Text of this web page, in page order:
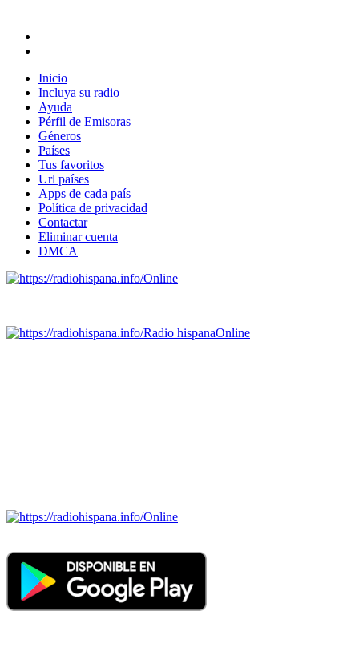
Inicio
Incluya su radio
Ayuda
Pérfil de Emisoras
Géneros
Países
Tus favoritos
Url países
Apps de cada país
Política de privacidad
Contactar
Eliminar cuenta
DMCA
Online
Radio hispanaOnline
Online